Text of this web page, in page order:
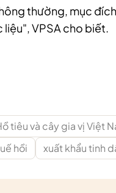
thường, mục
VPSA cho biết.
tiêu và cây gia vị Việt
hồi
xuất khẩu tinh